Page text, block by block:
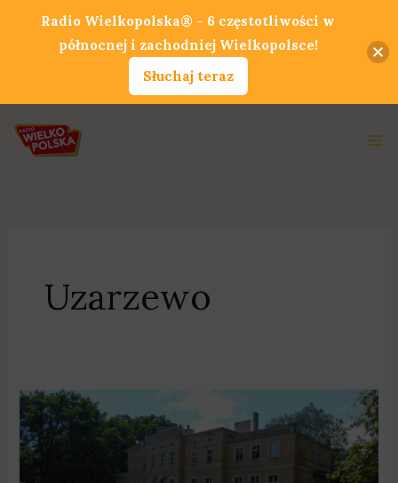
Uzarzewo
Muzeum
w
Uzarzewie
Radio Wielkopolska® - 6 częstotliwości w
północnej i zachodniej Wielkopolsce!
Słuchaj teraz